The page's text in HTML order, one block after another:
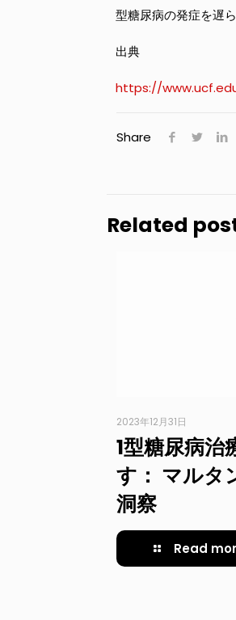
型糖尿病の発症を遅
出典
https://
Share
Related
2023年12月31日
1型糖尿病治
す： マルタ
洞察
Read